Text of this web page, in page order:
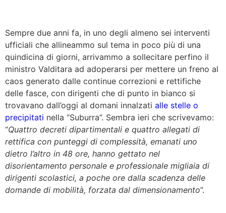
Sempre due anni fa, in uno degli almeno sei interventi
ufficiali che allineammo sul tema in poco più di una
quindicina di giorni, arrivammo a sollecitare perfino il
ministro Valditara ad adoperarsi per mettere un freno al
caos generato dalle continue correzioni e rettifiche
delle fasce, con dirigenti che di punto in bianco si
trovavano dall’oggi al domani innalzati alle stelle o
precipitati nella “Suburra”. Sembra ieri che scrivevamo:
“Quattro decreti dipartimentali e quattro allegati di
rettifica con punteggi di complessità, emanati uno
dietro l’altro in 48 ore, hanno gettato nel
disorientamento personale e professionale migliaia di
dirigenti scolastici, a poche ore dalla scadenza delle
domande di mobilità, forzata dal dimensionamento”.